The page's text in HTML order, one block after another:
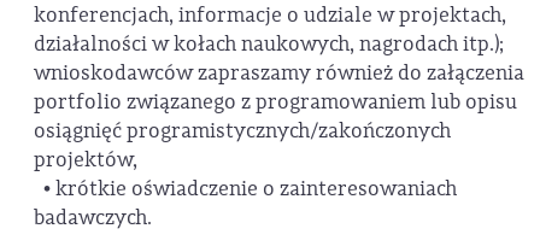
konferencjach, informacje o udziale w projektach,
działalności w kołach naukowych, nagrodach itp.);
wnioskodawców zapraszamy również do załączenia
portfolio związanego z programowaniem lub opisu
osiągnięć programistycznych/zakończonych
projektów,
• krótkie oświadczenie o zainteresowaniach
badawczych.